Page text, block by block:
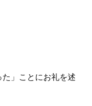
た」ことにお礼を述